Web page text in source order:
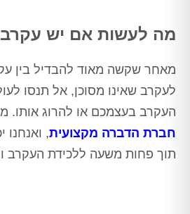
מה לעשות אם יש
מאחר שקשה מאוד להבדיל בין
לעקרב שאינו מסוכן, אל תנסו
העקרב בעצמכם או להרוג אותו.
חברת הדברה מקצועית, ואנחנו
תוך פחות משעה ללכידת העקרב